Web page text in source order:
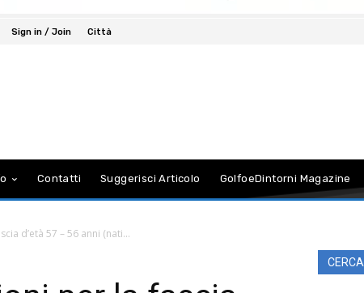
Sign in / Join Città
Contatti Suggerisci Articolo GolfoeDintorni Magazine
d’età 57 – 56 anni (nati...
CERCA